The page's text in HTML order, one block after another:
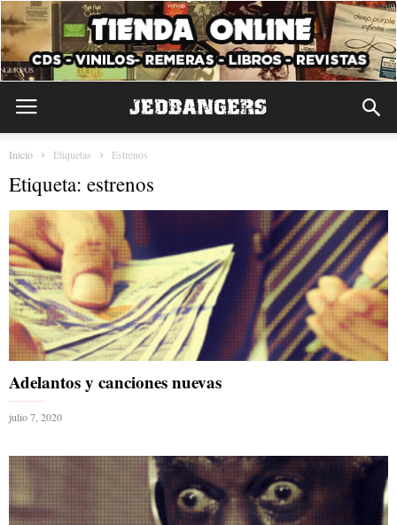
Inicio Etiquetas Estrenos
Etiqueta: estrenos
Adelantos y canciones nuevas
julio 7, 2020